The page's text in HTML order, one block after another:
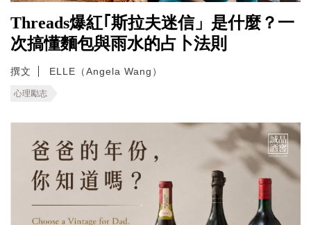
Threads爆紅｢斯拉夫迷信」是什麼？一
次搞懂麵包與雨水的占卜法則
撰文 ELLE（Angela Wang）
心理勵志